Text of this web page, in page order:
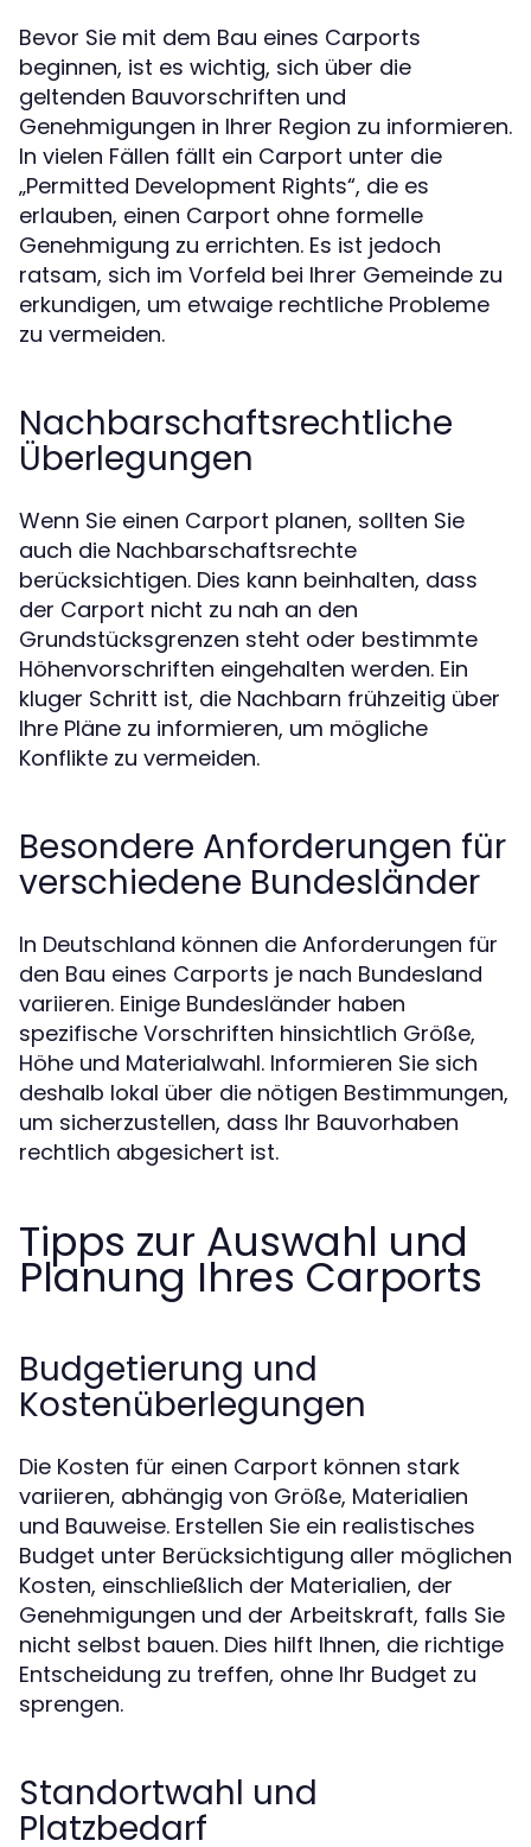
Bevor Sie mit dem Bau eines Carports
beginnen, ist es wichtig, sich über die
geltenden Bauvorschriften und
Genehmigungen in Ihrer Region zu informieren.
In vielen Fällen fällt ein Carport unter die
„Permitted Development Rights“, die es
erlauben, einen Carport ohne formelle
Genehmigung zu errichten. Es ist jedoch
ratsam, sich im Vorfeld bei Ihrer Gemeinde zu
erkundigen, um etwaige rechtliche Probleme
zu vermeiden.
Nachbarschaftsrechtliche
Überlegungen
Wenn Sie einen Carport planen, sollten Sie
auch die Nachbarschaftsrechte
berücksichtigen. Dies kann beinhalten, dass
der Carport nicht zu nah an den
Grundstücksgrenzen steht oder bestimmte
Höhenvorschriften eingehalten werden. Ein
kluger Schritt ist, die Nachbarn frühzeitig über
Ihre Pläne zu informieren, um mögliche
Konflikte zu vermeiden.
Besondere Anforderungen für
verschiedene Bundesländer
In Deutschland können die Anforderungen für
den Bau eines Carports je nach Bundesland
variieren. Einige Bundesländer haben
spezifische Vorschriften hinsichtlich Größe,
Höhe und Materialwahl. Informieren Sie sich
deshalb lokal über die nötigen Bestimmungen,
um sicherzustellen, dass Ihr Bauvorhaben
rechtlich abgesichert ist.
Tipps zur Auswahl und
Planung Ihres Carports
Budgetierung und
Kostenüberlegungen
Die Kosten für einen Carport können stark
variieren, abhängig von Größe, Materialien
und Bauweise. Erstellen Sie ein realistisches
Budget unter Berücksichtigung aller möglichen
Kosten, einschließlich der Materialien, der
Genehmigungen und der Arbeitskraft, falls Sie
nicht selbst bauen. Dies hilft Ihnen, die richtige
Entscheidung zu treffen, ohne Ihr Budget zu
sprengen.
Standortwahl und
Platzbedarf